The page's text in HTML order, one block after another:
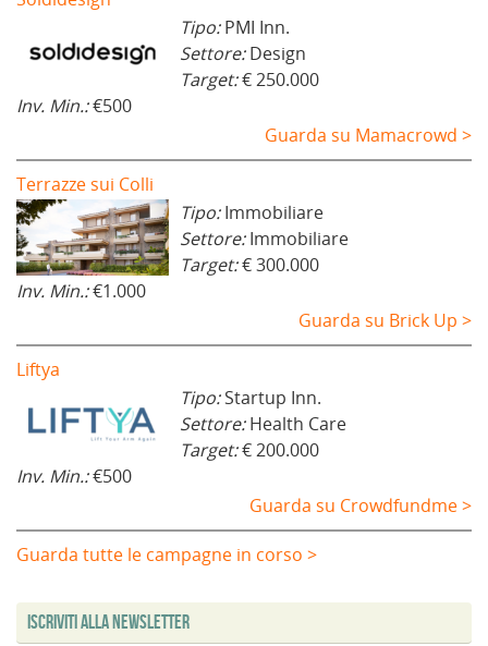
Tipo:PMI Inn.
Settore:Design
Target:€ 250.000
Inv. Min.:€500
Guarda su Mamacrowd >
Terrazze sui Colli
Tipo:Immobiliare
Settore:Immobiliare
Target:€ 300.000
Inv. Min.:€1.000
Guarda su Brick Up >
Liftya
Tipo:Startup Inn.
Settore:Health Care
Target:€ 200.000
Inv. Min.:€500
Guarda su Crowdfundme >
Guarda tutte le campagne in corso >
Iscriviti alla Newsletter